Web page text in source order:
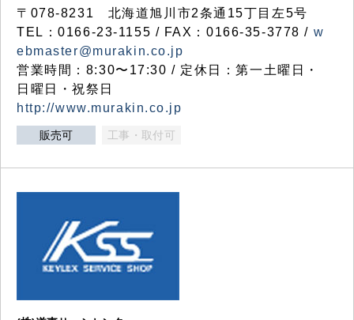
〒078-8231 北海道旭川市2条通15丁目左5号
TEL：0166-23-1155 / FAX：0166-35-3778 / w
ebmaster@murakin.co.jp
営業時間：8:30〜17:30 / 定休日：第一土曜日・
日曜日・祝祭日
http://www.murakin.co.jp
販売可 工事・取付可